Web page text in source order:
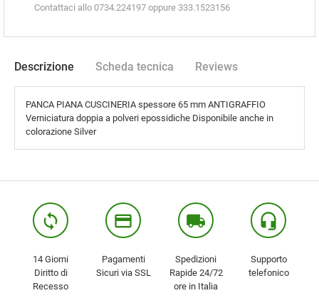
Contattaci allo 0734.224197 oppure 333.1523156
Descrizione Scheda tecnica Reviews
PANCA PIANA CUSCINERIA spessore 65 mm ANTIGRAFFIO
Verniciatura doppia a polveri epossidiche Disponibile anche in
colorazione Silver
loop
14 Giorni
Diritto di
Recesso
credit_card
Pagamenti
Sicuri via SSL
local_shipping
Spedizioni
Rapide 24/72
ore in Italia
headset_mic
Supporto
telefonico